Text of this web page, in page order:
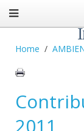
Home
2011